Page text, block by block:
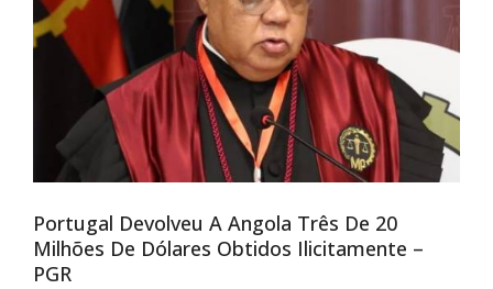
Portugal Devolveu A Angola Três De 20
Milhões De Dólares Obtidos Ilicitamente –
PGR